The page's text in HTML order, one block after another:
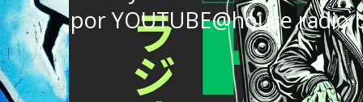
por YOUTUBE@house radio